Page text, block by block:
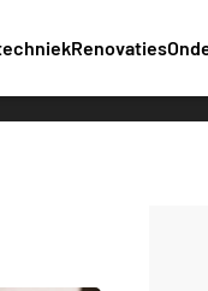
Renovaties